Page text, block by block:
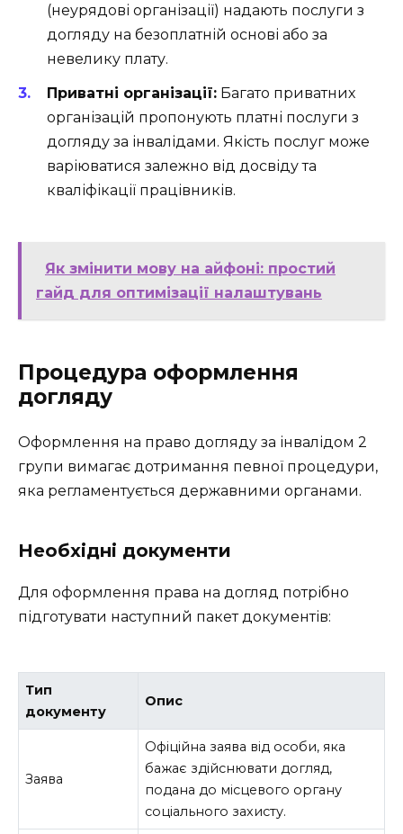
(неурядові організації) надають послуги з
догляду на безоплатній основі або за
невелику плату.
Приватні організації: Багато приватних
організацій пропонують платні послуги з
догляду за інвалідами. Якість послуг може
варіюватися залежно від досвіду та
кваліфікації працівників.
Як змінити мову на айфоні: простий
гайд для оптимізації налаштувань
Процедура оформлення
догляду
Оформлення на право догляду за інвалідом 2
групи вимагає дотримання певної процедури,
яка регламентується державними органами.
Необхідні документи
Для оформлення права на догляд потрібно
підготувати наступний пакет документів:
Тип
документу
Опис
Заява
Офіційна заява від особи, яка
бажає здійснювати догляд,
подана до місцевого органу
соціального захисту.